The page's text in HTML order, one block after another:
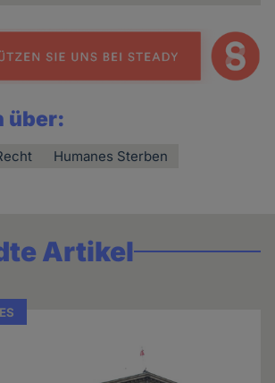
über:
Humanes Sterben
Artikel